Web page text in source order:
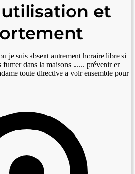
et
je suis absent autrement horaire libre si
fumer dans la maisons ...... prévenir en
toute directive a voir ensemble pour